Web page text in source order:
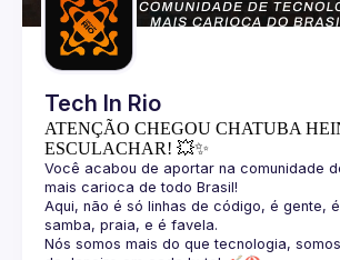
Tech In Rio
ATENÇÃO CHEGOU CHATUBA
ESCULACHAR! 💥✨
Você acabou de aportar na comunidade
Aqui, não é só linhas de código, é gente,
Nós somos mais do que tecnologia,